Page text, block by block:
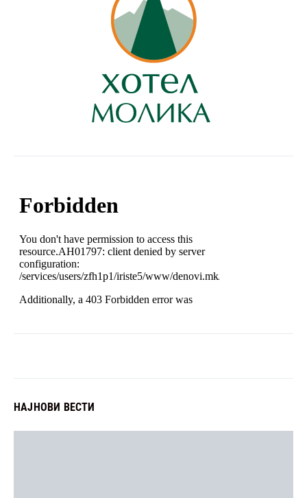
НАЈНОВИ ВЕСТИ